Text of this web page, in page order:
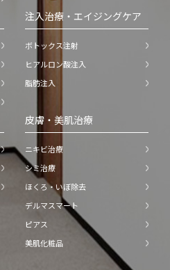
注入治療・エイジングケア
ボトックス注射
ヒアルロン酸注入
脂肪注入
皮膚・美肌治療
ニキビ治療
シミ治療
ほくろ・いぼ除去
デルマスマート
ピアス
美肌化粧品